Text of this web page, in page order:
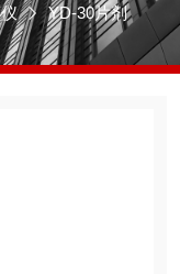
YD-30片剂